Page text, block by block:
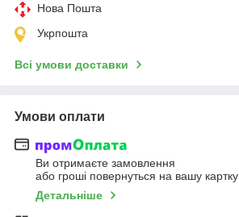
Нова Пошта
Укрпошта
Всі умови доставки
Умови оплати
Ви отримаєте замовлення
або гроші повернуться на вашу картку
Детальніше